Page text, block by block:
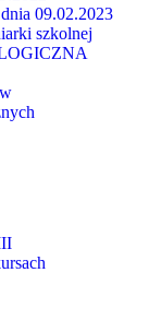
09.02.2023
szkolnej